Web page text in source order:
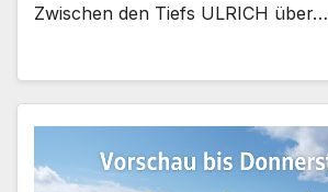
Zwischen den Tiefs ULRICH über…